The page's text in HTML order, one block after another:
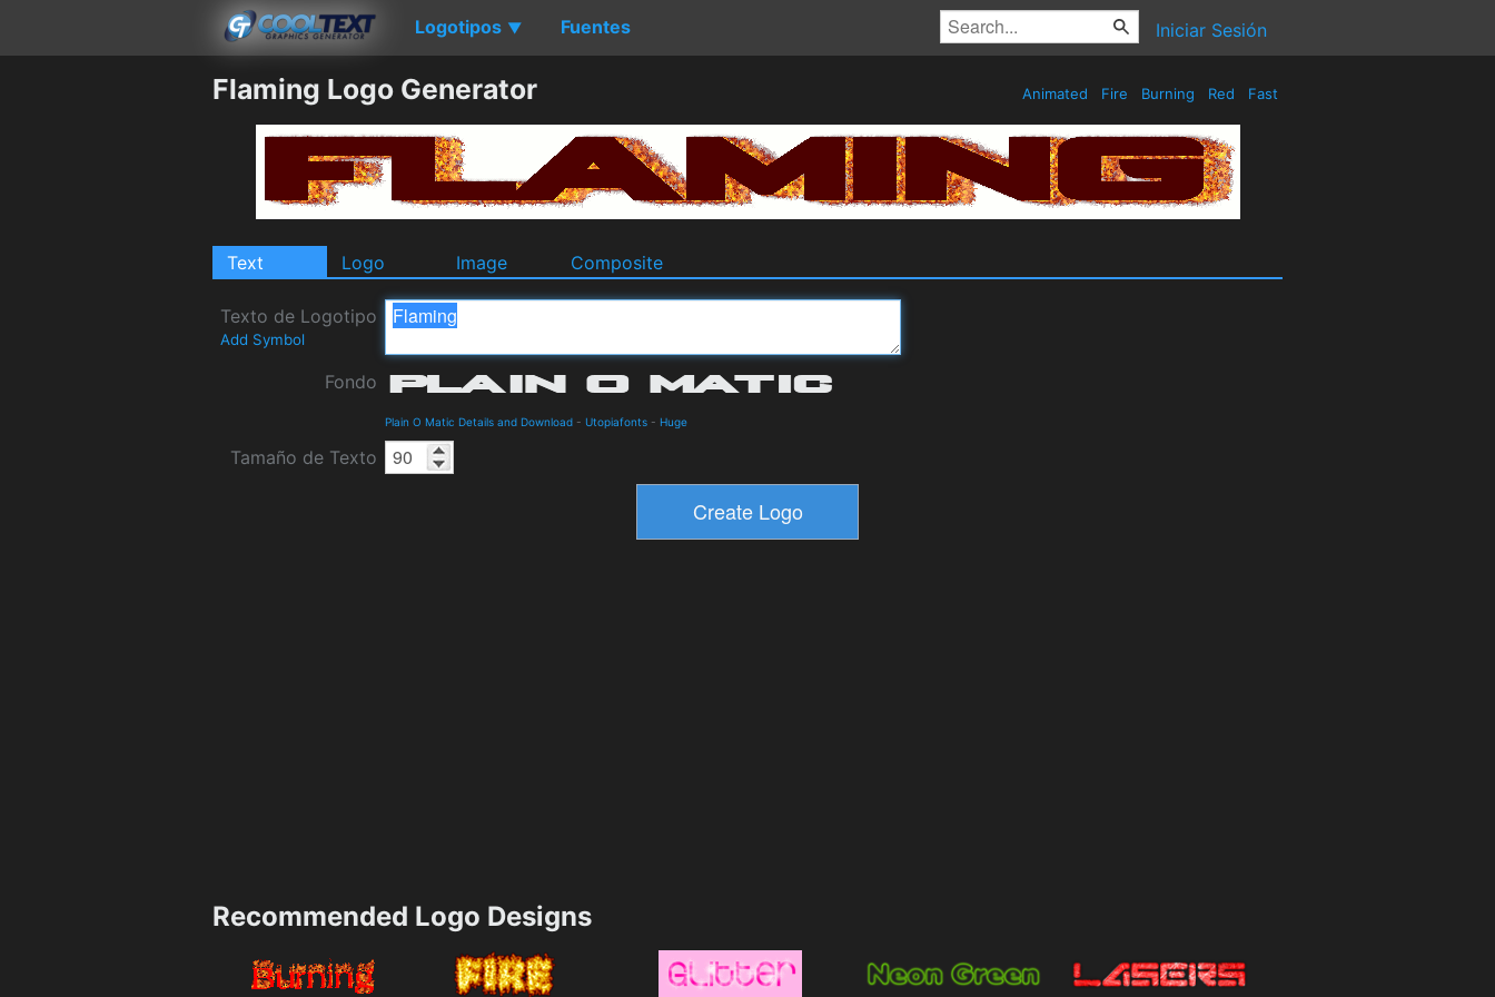
Logotipos ▼ Fuentes Iniciar Sesión
Flaming Logo Generator Animated Fire Burning Red Fast
Text Logo Image Composite
Texto de Logotipo
Add Symbol
Fondo
Plain O Matic Details and Download - Utopiafonts - Huge
Tamaño de Texto
Recommended Logo Designs